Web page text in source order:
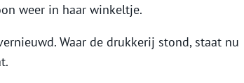
weer in haar winkeltje.
Waar de drukkerij stond, staat nu